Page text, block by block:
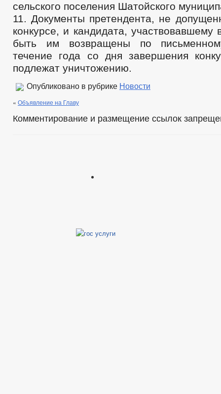
сельского поселения Шатойского
11. Документы претендента, не
конкурсе, и кандидата, участвовавшему
быть им возвращены по
течение года со дня завершения
подлежат уничтожению.
Опубликовано в рубрике Новости
« Объявление на Главу
Комментирование и размещение ссылок